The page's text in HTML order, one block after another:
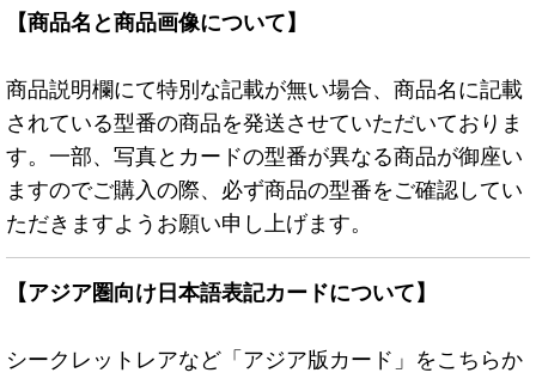
【商品名と商品画像について】
商品説明欄にて特別な記載が無い場合、商品名に記載
されている型番の商品を発送させていただいておりま
す。一部、写真とカードの型番が異なる商品が御座い
ますのでご購入の際、必ず商品の型番をご確認してい
ただきますようお願い申し上げます。
【アジア圏向け日本語表記カードについて】
シークレットレアなど「アジア版カード」をこちらか